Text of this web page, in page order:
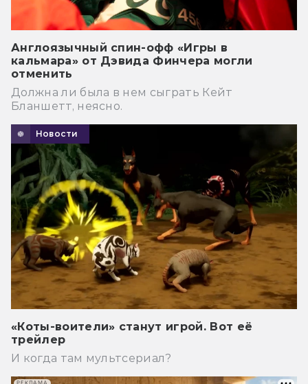
Англоязычный спин-офф «Игры в
кальмара» от Дэвида Финчера могли
отменить
Должна ли была в нем сыграть Кейт
Бланшетт, неясно.
Новости
«Коты-воители» станут игрой. Вот её
трейлер
И когда там мультсериал?